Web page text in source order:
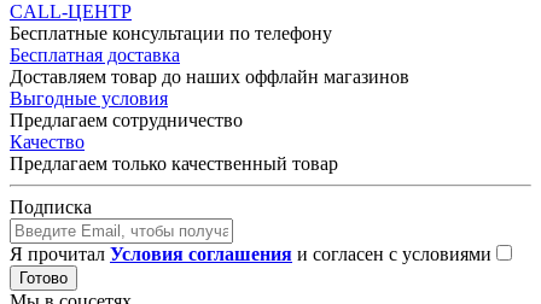
CALL-ЦЕНТР
Бесплатные консультации по телефону
Бесплатная доставка
Доставляем товар до наших оффлайн магазинов
Выгодные условия
Предлагаем сотрудничество
Качество
Предлагаем только качественный товар
Подписка
Я прочитал Условия соглашения и согласен с условиями
Готово